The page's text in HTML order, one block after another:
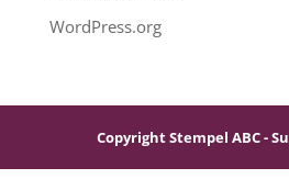
WordPress.org
Copyright Stempel ABC -